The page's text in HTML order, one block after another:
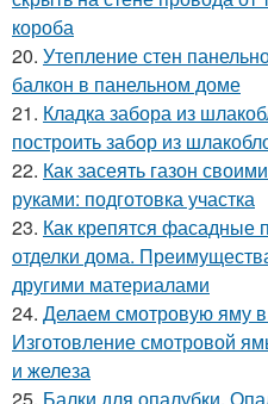
короба
20. Утепление стен
балкон в панельном доме
21. Кладка забора из
построить забор из
22. Как засеять газон
руками: подготовка участка
23. Как крепятся фасадные
отделки дома.
другими материалами
24. Делаем смотровую яму
Изготовление смотровой
и железа